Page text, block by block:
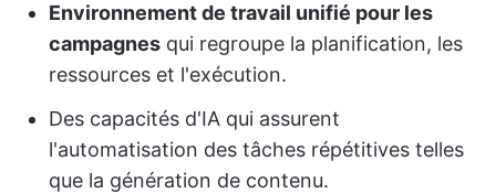
Environnement de travail unifié pour les
campagnes qui regroupe la planification, les
ressources et l'exécution.
Des capacités d'IA qui assurent
l'automatisation des tâches répétitives telles
que la génération de contenu.